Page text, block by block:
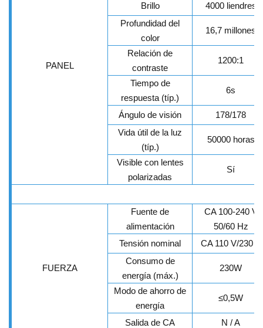
PANEL
Brillo
4000 liendres
Profundidad del
color
16,7 millones
Relación de
contraste
1200:1
Tiempo de
respuesta (típ.)
6s
Ángulo de visión
178/178
Vida útil de la luz
(típ.)
50000 horas
Visible con lentes
polarizadas
Sí
FUERZA
Fuente de
alimentación
CA 100-240 V
50/60 Hz
Tensión nominal
CA 110 V/230 V
Consumo de
energía (máx.)
230W
Modo de ahorro de
energía
≤0,5W
Salida de CA N / A